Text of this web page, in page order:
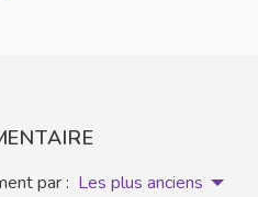
par : Les plus anciens